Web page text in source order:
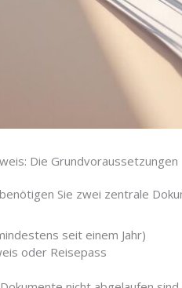
Die Grundvoraussetzungen
Sie zwei zentrale
seit einem Jahr)
oder Reisepass